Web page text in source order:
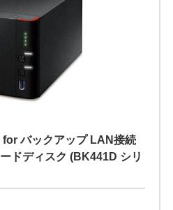
バックアップ LAN接続
ドディスク (BK441D シリ